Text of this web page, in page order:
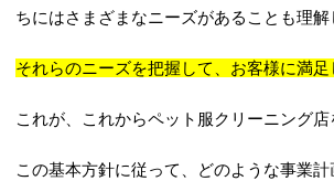
ちにはさまざまなニーズがあることも理解
それらのニーズを把握して、お客様に満足
これが、これからペット服クリーニング
この基本方針に従って、どのような事業計